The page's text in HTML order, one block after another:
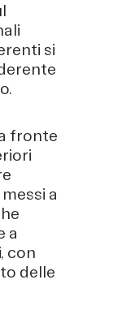
si
fronte
a
a
con
delle